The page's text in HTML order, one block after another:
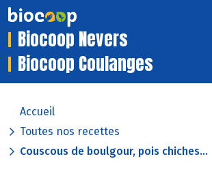
Biocoop Nevers
Biocoop Coulanges
Accueil
Toutes nos recettes
Couscous de boulgour, pois chiches...